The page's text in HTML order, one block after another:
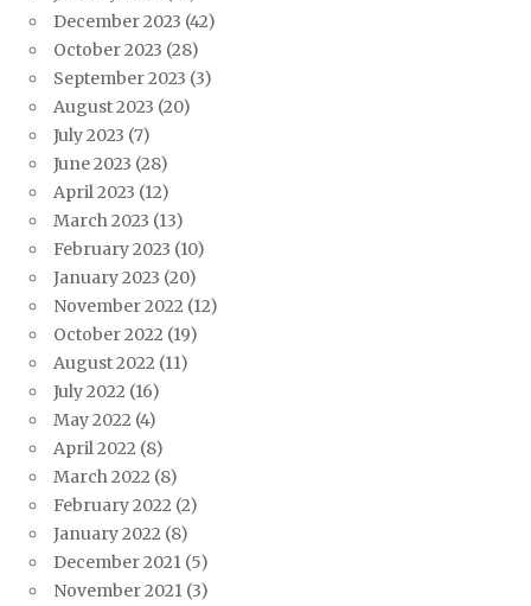
December 2023 (42)
October 2023 (28)
September 2023 (3)
August 2023 (20)
July 2023 (7)
June 2023 (28)
April 2023 (12)
March 2023 (13)
February 2023 (10)
January 2023 (20)
November 2022 (12)
October 2022 (19)
August 2022 (11)
July 2022 (16)
May 2022 (4)
April 2022 (8)
March 2022 (8)
February 2022 (2)
January 2022 (8)
December 2021 (5)
November 2021 (3)